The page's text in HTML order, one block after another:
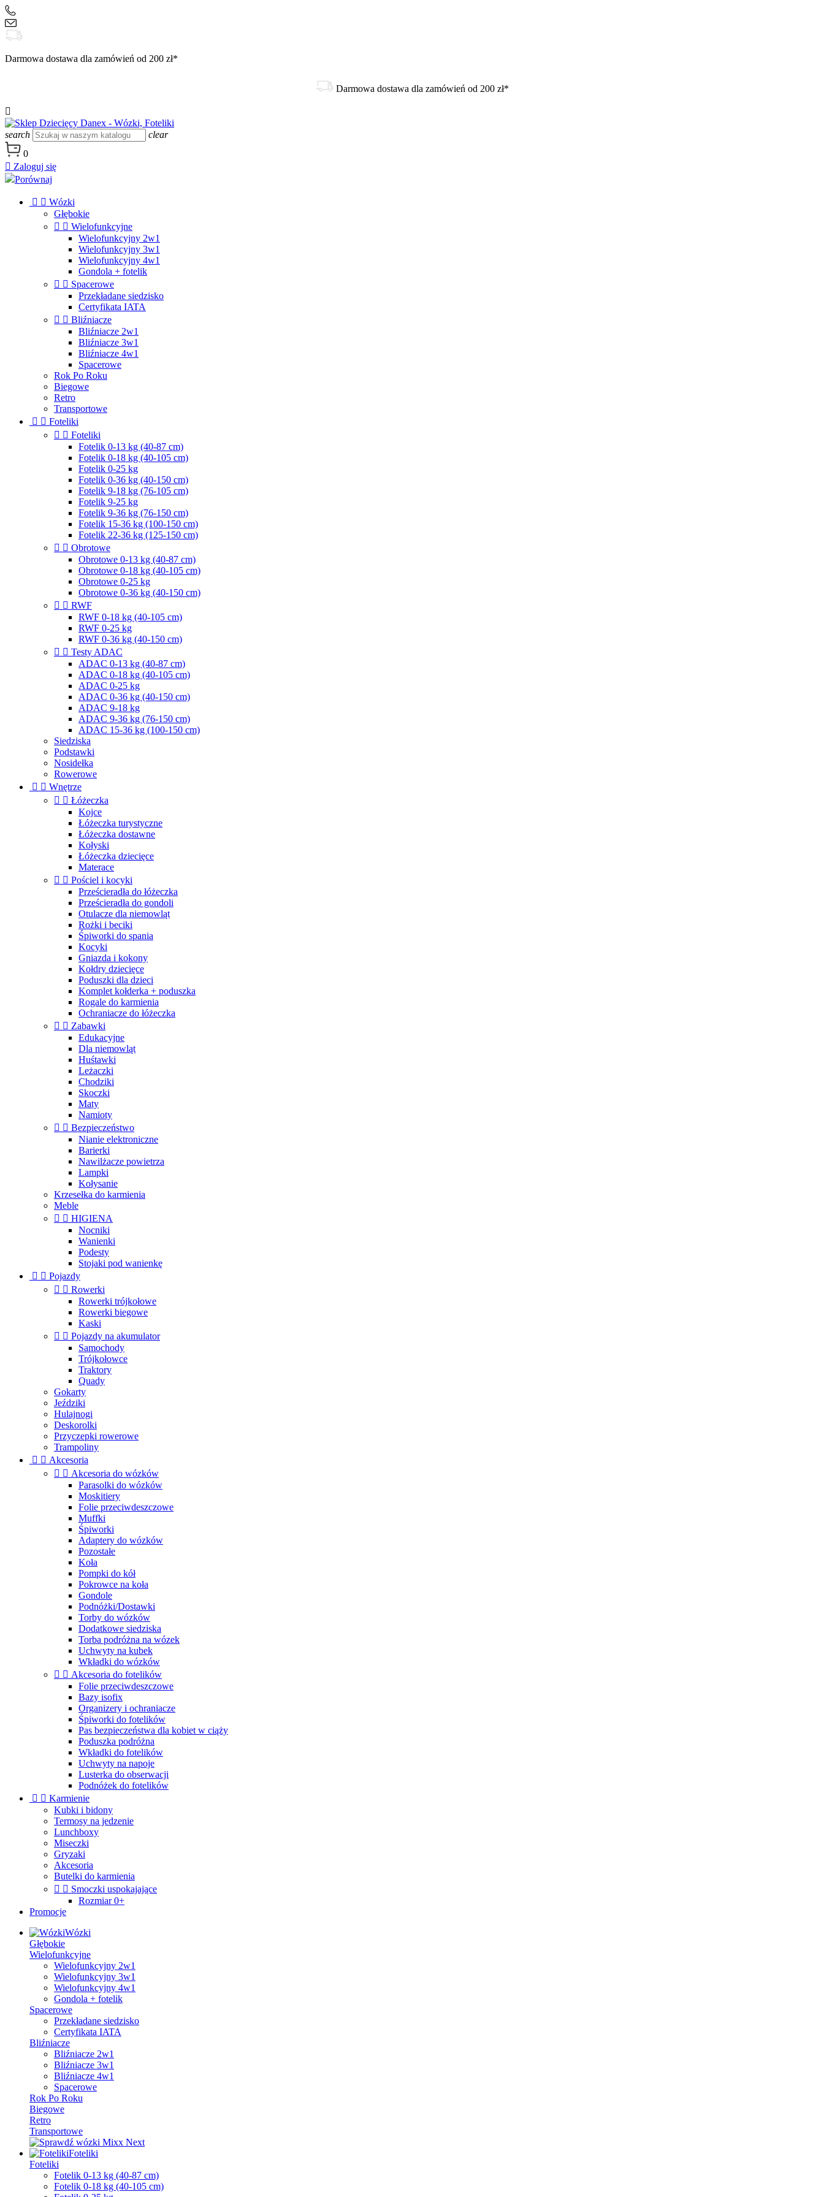
Darmowa dostawa dla zamówień od 200 zł*
Darmowa dostawa dla zamówień od 200 zł*

search
clear
0
 Zaloguj się
Porównaj
  Wózki
Głębokie
  Wielofunkcyjne
Wielofunkcyjny 2w1
Wielofunkcyjny 3w1
Wielofunkcyjny 4w1
Gondola + fotelik
  Spacerowe
Przekładane siedzisko
Certyfikata IATA
  Bliźniacze
Bliźniacze 2w1
Bliźniacze 3w1
Bliźniacze 4w1
Spacerowe
Rok Po Roku
Biegowe
Retro
Transportowe
  Foteliki
  Foteliki
Fotelik 0-13 kg (40-87 cm)
Fotelik 0-18 kg (40-105 cm)
Fotelik 0-25 kg
Fotelik 0-36 kg (40-150 cm)
Fotelik 9-18 kg (76-105 cm)
Fotelik 9-25 kg
Fotelik 9-36 kg (76-150 cm)
Fotelik 15-36 kg (100-150 cm)
Fotelik 22-36 kg (125-150 cm)
  Obrotowe
Obrotowe 0-13 kg (40-87 cm)
Obrotowe 0-18 kg (40-105 cm)
Obrotowe 0-25 kg
Obrotowe 0-36 kg (40-150 cm)
  RWF
RWF 0-18 kg (40-105 cm)
RWF 0-25 kg
RWF 0-36 kg (40-150 cm)
  Testy ADAC
ADAC 0-13 kg (40-87 cm)
ADAC 0-18 kg (40-105 cm)
ADAC 0-25 kg
ADAC 0-36 kg (40-150 cm)
ADAC 9-18 kg
ADAC 9-36 kg (76-150 cm)
ADAC 15-36 kg (100-150 cm)
Siedziska
Podstawki
Nosidełka
Rowerowe
  Wnętrze
  Łóżeczka
Kojce
Łóżeczka turystyczne
Łóżeczka dostawne
Kołyski
Łóżeczka dziecięce
Materace
  Pościel i kocyki
Prześcieradła do łóżeczka
Prześcieradła do gondoli
Otulacze dla niemowląt
Rożki i beciki
Śpiworki do spania
Kocyki
Gniazda i kokony
Kołdry dziecięce
Poduszki dla dzieci
Komplet kołderka + poduszka
Rogale do karmienia
Ochraniacze do łóżeczka
  Zabawki
Edukacyjne
Dla niemowląt
Huśtawki
Leżaczki
Chodziki
Skoczki
Maty
Namioty
  Bezpieczeństwo
Nianie elektroniczne
Barierki
Nawilżacze powietrza
Lampki
Kołysanie
Krzesełka do karmienia
Meble
  HIGIENA
Nocniki
Wanienki
Podesty
Stojaki pod wanienkę
  Pojazdy
  Rowerki
Rowerki trójkołowe
Rowerki biegowe
Kaski
  Pojazdy na akumulator
Samochody
Trójkołowce
Traktory
Quady
Gokarty
Jeździki
Hulajnogi
Deskorolki
Przyczepki rowerowe
Trampoliny
  Akcesoria
  Akcesoria do wózków
Parasolki do wózków
Moskitiery
Folie przeciwdeszczowe
Muffki
Śpiworki
Adaptery do wózków
Pozostałe
Koła
Pompki do kół
Pokrowce na koła
Gondole
Podnóżki/Dostawki
Torby do wózków
Dodatkowe siedziska
Torba podróżna na wózek
Uchwyty na kubek
Wkładki do wózków
  Akcesoria do fotelików
Folie przeciwdeszczowe
Bazy isofix
Organizery i ochraniacze
Śpiworki do fotelików
Pas bezpieczeństwa dla kobiet w ciąży
Poduszka podróżna
Wkładki do fotelików
Uchwyty na napoje
Lusterka do obserwacji
Podnóżek do fotelików
  Karmienie
Kubki i bidony
Termosy na jedzenie
Lunchboxy
Miseczki
Gryzaki
Akcesoria
Butelki do karmienia
  Smoczki uspokajające
Rozmiar 0+
Promocje
Wózki
Głębokie
Wielofunkcyjne
Wielofunkcyjny 2w1
Wielofunkcyjny 3w1
Wielofunkcyjny 4w1
Gondola + fotelik
Spacerowe
Przekładane siedzisko
Certyfikata IATA
Bliźniacze
Bliźniacze 2w1
Bliźniacze 3w1
Bliźniacze 4w1
Spacerowe
Rok Po Roku
Biegowe
Retro
Transportowe
Foteliki
Foteliki
Fotelik 0-13 kg (40-87 cm)
Fotelik 0-18 kg (40-105 cm)